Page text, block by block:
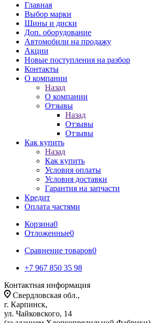
Главная
Выбор марки
Шины и диски
Доп. оборудование
Автомобили на продажу
Акции
Новые поступления на разбор
Контакты
О компании
Назад
О компании
Отзывы
Назад
Отзывы
Отзывы
Как купить
Назад
Как купить
Условия оплаты
Условия доставки
Гарантия на запчасти
Кредит
Оплата частями
Корзина0
Отложенные0
Сравнение товаров0
+7 967 850 35 98
Контактная информация
Свердловская обл.,
г. Карпинск,
ул. Чайковского, 14